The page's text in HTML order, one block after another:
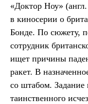
«Доктор Ноу»
в киносерии о
Бонде. По сюжету,
сотрудник
ищет причины
ракет. В
со штабом. Задание
таинственного